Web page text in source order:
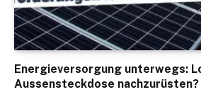
Energieversorgung unterwegs:
Aussensteckdose nachzurüsten?